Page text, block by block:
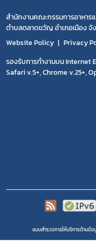
สำนักงานคณะกรรมการอาหาร
ตำบลตลาดขวัญ อำเภอเมือง จั
Website Policy
Privacy
รองรับการทำงานบน Internet
Safari v.5+, Chrome v.25+,
แบบสำรวจการให้บริการด้านข้อ